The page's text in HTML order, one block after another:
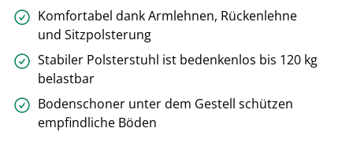
Komfortabel dank Armlehnen, Rückenlehne
und Sitzpolsterung
Stabiler Polsterstuhl ist bedenkenlos bis 120 kg
belastbar
Bodenschoner unter dem Gestell schützen
empfindliche Böden